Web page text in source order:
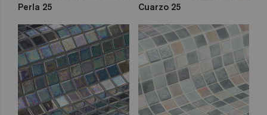
Perla 25 Cuarzo 25